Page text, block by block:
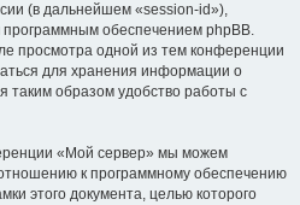
(в дальнейшем «session-id»),
обеспечением phpBB.
просмотра одной из тем конференции
для хранения информации о
образом удобство работы с
«Мой сервер» мы можем
к программному обеспечению
этого документа, целью которого